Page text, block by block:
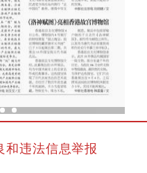
和违法信息举报